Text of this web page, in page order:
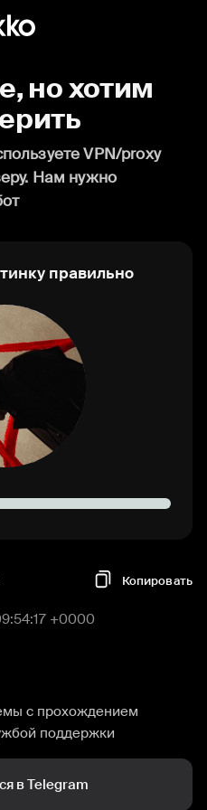
но хотим
VPN/proxy
Нам нужно
правильно
Копировать
+0000
с прохождением
поддержки
в Telegram